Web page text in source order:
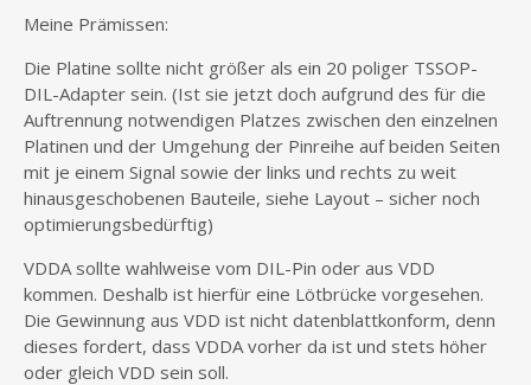
Meine Prämissen:
Die Platine sollte nicht größer als ein 20 poliger TSSOP-
DIL-Adapter sein. (Ist sie jetzt doch aufgrund des für die
Auftrennung notwendigen Platzes zwischen den einzelnen
Platinen und der Umgehung der Pinreihe auf beiden Seiten
mit je einem Signal sowie der links und rechts zu weit
hinausgeschobenen Bauteile, siehe Layout – sicher noch
optimierungsbedürftig)
VDDA sollte wahlweise vom DIL-Pin oder aus VDD
kommen. Deshalb ist hierfür eine Lötbrücke vorgesehen.
Die Gewinnung aus VDD ist nicht datenblattkonform, denn
dieses fordert, dass VDDA vorher da ist und stets höher
oder gleich VDD sein soll.